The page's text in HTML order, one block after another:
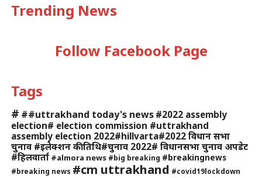
Trending News
Follow Facebook Page
Tags
# ##uttrakhand today's news #2022 assembly
election# election commission #uttrakhand
assembly election 2022#hillvarta#2022 विधान सभा
चुनाव #इलेक्शन की तिथि#चुनाव 2022# विधानसभा चुनाव अपडेट
#हिलवार्ता #almora news #big breaking #breakingnews
#breaking news #cm uttrakhand #covid19lockdown